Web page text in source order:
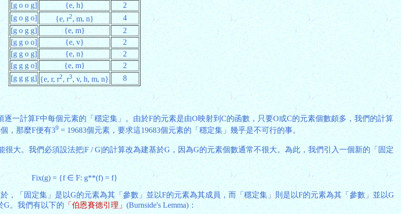
[g o o g]
{e, h}
2
[g o g o]
{e, r2, m, n}
4
[g o g g]
{e, m}
2
[g g o o]
{e, v}
2
[g g o g]
{e, n}
2
[g g g o]
{e, m}
2
[g g g g] {e, r, r2, r3, v, h, m, n} 8
一計算F中每個元素的「穩定集」。由於F的元素是由O映射到C的函數，只要O或C的元素個數頗多，我們的計算
，那麼F便有39= 19683個元素，要求這19683個元素的「穩定集」幾乎是不可行的事。
大。我們必須設法把|F / G|的計算改為建基於G，因為G的元素個數通常不很大。為此，我們引入一個新的「固定
Fix(g) = {f ∈ F: g**(f) = f}
，「固定集」是以G的元素為其「參數」並以F的元素為其成員，而「穩定集」則是以F的元素為其「參數」並以G
G。我們有以下的「伯恩賽德引理」(Burnside's Lemma)：